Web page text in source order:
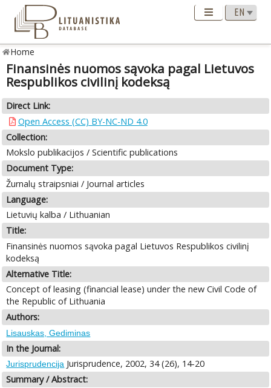
Home
Finansinės nuomos sąvoka pagal Lietuvos
Respublikos civilinį kodeksą
Direct Link:
Open Access (CC) BY-NC-ND 4.0
Collection:
Mokslo publikacijos / Scientific publications
Document Type:
Žurnalų straipsniai / Journal articles
Language:
Lietuvių kalba / Lithuanian
Title:
Finansinės nuomos sąvoka pagal Lietuvos Respublikos civilinį
kodeksą
Alternative Title:
Concept of leasing (financial lease) under the new Civil Code of
the Republic of Lithuania
Authors:
Lisauskas, Gediminas
In the Journal:
Jurisprudencija Jurisprudence, 2002, 34 (26), 14-20
Summary / Abstract: